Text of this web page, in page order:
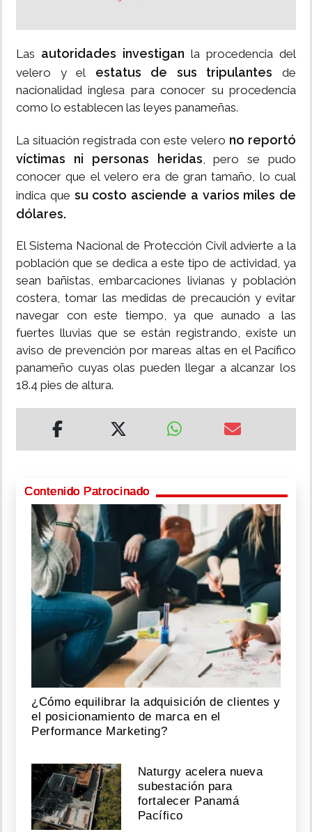
Las autoridades investigan la procedencia del
velero y el estatus de sus tripulantesde
nacionalidad inglesa para conocer su procedencia
como lo establecen las leyes panameñas.
La situación registrada con este velero no reportó
víctimas ni personas heridas, pero se pudo
conocer que el velero era de gran tamaño, lo cual
indica que su costo asciende a varios miles de
dólares.
El Sistema Nacional de Protección Civil advierte a la
población que se dedica a este tipo de actividad, ya
sean bañistas, embarcaciones livianas y población
costera, tomar las medidas de precaución y evitar
navegar con este tiempo, ya que aunado a las
fuertes lluvias que se están registrando, existe un
aviso de prevención por mareas altas en el Pacífico
panameño cuyas olas pueden llegar a alcanzar los
18.4 pies de altura.
Contenido Patrocinado
¿Cómo equilibrar la adquisición de clientes y
el posicionamiento de marca en el
Performance Marketing?
Naturgy acelera nueva
subestación para
fortalecer Panamá
Pacífico